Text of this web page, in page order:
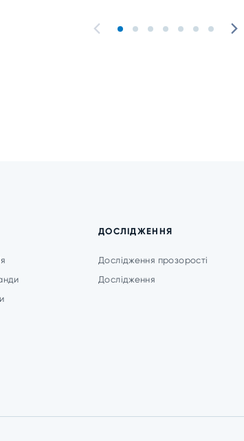
ДОСЛІДЖЕННЯ
Дослідження прозорості
Дослідження